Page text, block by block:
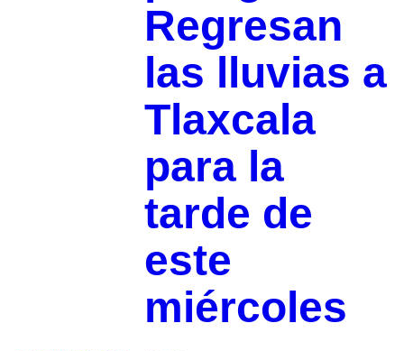
Regresan
las lluvias a
Tlaxcala
para la
tarde de
este
miércoles